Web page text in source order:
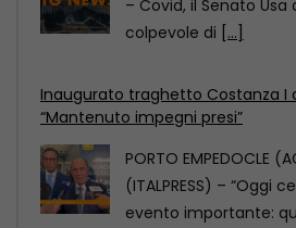
(ITALPRESS) – “Oggi
evento importante:
Comazzi “Gli animali non si
denunciate chi lo fa”
MILANO (ITALPRESS) –
abbandonano gli